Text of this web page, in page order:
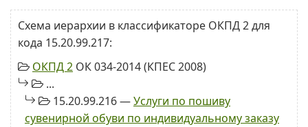
Схема иерархии в классификаторе ОКПД 2 для
кода 15.20.99.217:
ОКПД 2 ОК 034-2014 (КПЕС 2008)
...
15.20.99.216 —Услуги по пошиву
сувенирной обуви по индивидуальному заказу